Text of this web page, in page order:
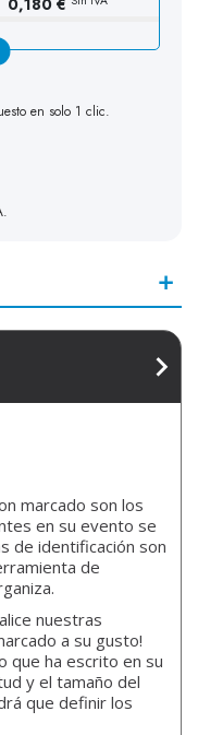
en solo 1 clic.
marcado son los
en su evento se
de identificación son
de
nuestras
a su gusto!
que ha escrito en su
y el tamaño del
que definir los